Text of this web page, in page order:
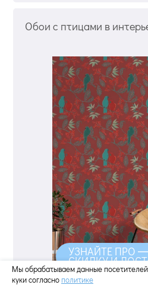
Обои с птицами в
Мы обрабатываем данные
куки согласно политике
УЗНАЙТЕ ПРО
СКИДКУ И